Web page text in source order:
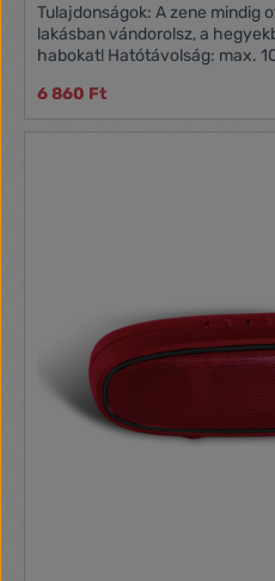
Tulajdonságok: A zene mindig
lakásban vándorolsz, a
habokat! Hatótávolság: max. 10m Frekvencia tartomány:
Extrák: Bluetooth, LED lámpa,
kezelése, MicroSD kártyahely,
6 860 Ft